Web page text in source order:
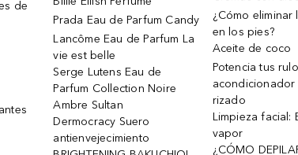
de
Prada Eau de Parfum Candy
Lancôme Eau de Parfum La
vie est belle
Serge Lutens Eau de
Parfum Collection Noire
Ambre Sultan
Dermocracy Suero
antienvejecimiento
¿Cómo eliminar
en los pies?
Aceite de coco
Potencia tus
rizado
Limpieza facial:
vapor
¿CÓMO